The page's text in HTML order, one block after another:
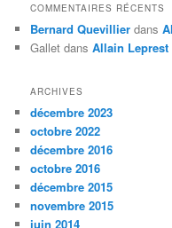
COMMENTAIRES RÉCENTS
Bernard Quevillier dans
Gallet dansAllain Leprest
ARCHIVES
décembre 2023
octobre 2022
décembre 2016
octobre 2016
décembre 2015
novembre 2015
juin 2014